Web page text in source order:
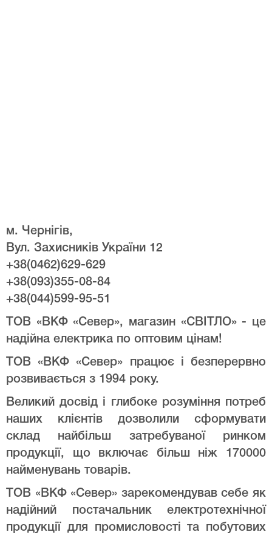
м. Чернігів,
Вул. Захисників України 12
+38(0462)629-629
+38(093)355-08-84
+38(044)599-95-51
ТОВ «ВКФ «Север», магазин «СВІТЛО» - це
надійна електрика по оптовим цінам!
ТОВ «ВКФ «Север» працює і безперервно
розвивається з 1994 року.
Великий досвід і глибоке розуміння потреб
наших клієнтів дозволили сформувати
склад найбільш затребуваної ринком
продукції, що включає більш ніж 170000
найменувань товарів.
ТОВ «ВКФ «Север» зарекомендував себе як
надійний постачальник електротехнічної
продукції для промисловості та побутових